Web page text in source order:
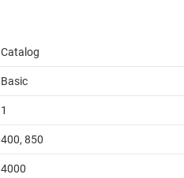
Catalog
Basic
1
400, 850
4000